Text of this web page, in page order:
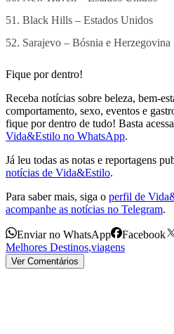
51. Black Hills – Estados Unidos
52. Sarajevo – Bósnia e Herzegovina
Fique por dentro!
Receba notícias sobre beleza, bem-
comportamento, sexo, eventos e
fique por dentro de tudo! Basta
Vida&Estilo no WhatsApp.
Já leu todas as notas e reportagens
notícias de Vida&Estilo.
Para saber mais, siga o perfil de
acompanhe as notícias no Telegram.
Enviar no WhatsApp Facebook
Melhores Destinos,viagens
Ver Comentários